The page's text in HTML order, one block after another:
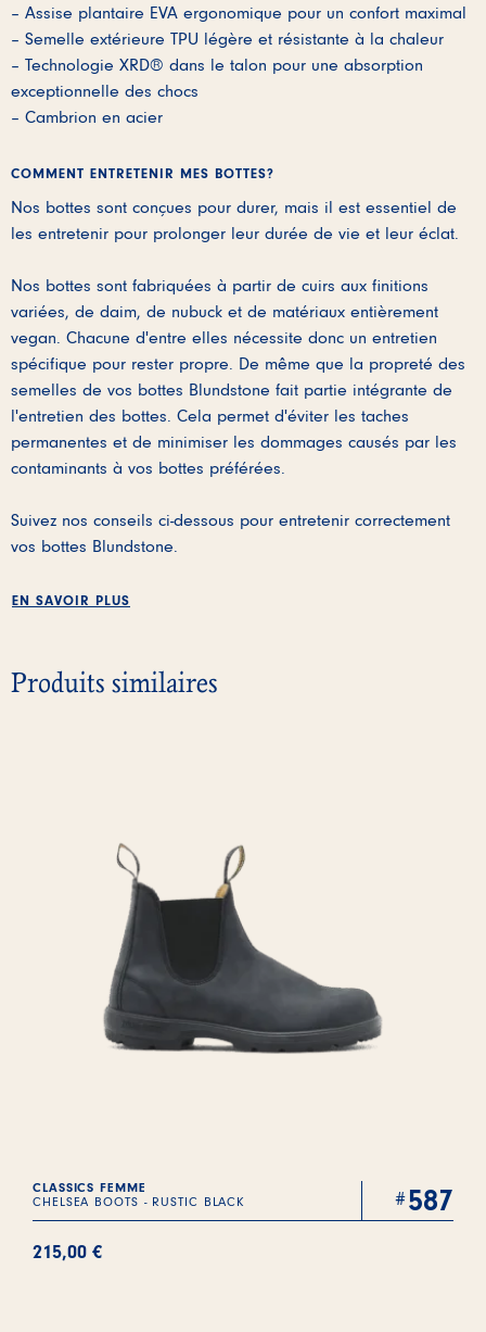
– Assise plantaire EVA ergonomique pour un confort maximal
– Semelle extérieure TPU légère et résistante à la chaleur
– Technologie XRD® dans le talon pour une absorption
exceptionnelle des chocs
– Cambrion en acier
COMMENT ENTRETENIR MES BOTTES?
Nos bottes sont conçues pour durer, mais il est essentiel de
les entretenir pour prolonger leur durée de vie et leur éclat.
Nos bottes sont fabriquées à partir de cuirs aux finitions
variées, de daim, de nubuck et de matériaux entièrement
vegan. Chacune d'entre elles nécessite donc un entretien
spécifique pour rester propre. De même que la propreté des
semelles de vos bottes Blundstone fait partie intégrante de
l'entretien des bottes. Cela permet d'éviter les taches
permanentes et de minimiser les dommages causés par les
contaminants à vos bottes préférées.
Suivez nos conseils ci-dessous pour entretenir correctement
vos bottes Blundstone.
EN SAVOIR PLUS
Produits similaires
CLASSICS FEMME
CHELSEA BOOTS - RUSTIC BLACK 587
215,00 €